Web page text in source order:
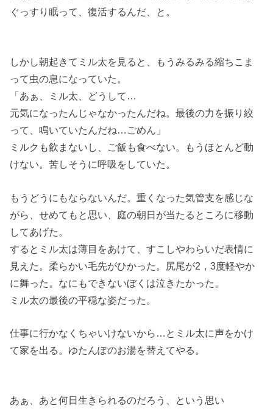
ぐっすり眠って、復活するんだ、と。
しかし朝起きてミル太を見ると、もうみるみる縮ちこま
って虫の息になっていた。
「あぁ、ミル太、どうして…
元気になったんじゃなかったんだね。最後の力を振り絞
って、鳴いていたんだね…ごめん」
ミルクも飲まないし、ご飯も食べない。もうほとんど動
けない。苦しそうに呼吸をしていた。
もうどうにもならないんだ。重くなった気管支を感じな
がら、せめてもと思い、庭の朝日が当たるところに移動
してあげた。
するとミル太は薄目をあけて、すこしやわらいだ表情に
見えた。柔らかい毛先がひかった。尻尾が2，3度軽やか
に舞った。なにもできないぼくは泣きたかった。
ミル太の最後の平穏な姿だった。
仕事に行かなくちゃいけないから…とミル太に声をかけ
て家を出る。ゆたんぽのお湯を替えてやる。
あぁ、あと何日生きられるのだろう、という思い